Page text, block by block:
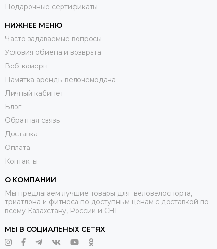
Подарочные сертификаты
НИЖНЕЕ МЕНЮ
Часто задаваемые вопросы
Условия обмена и возврата
Веб-камеры
Памятка аренды велочемодана
Личный кабинет
Блог
Обратная связь
Доставка
Оплата
Контакты
О КОМПАНИИ
Мы предлагаем лучшие товары для веловелоспорта,
триатлона и фитнеса по доступным ценам с доставкой по
всему Казахстану, России и СНГ
МЫ В СОЦИАЛЬНЫХ СЕТЯХ